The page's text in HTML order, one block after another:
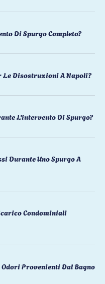
Di Spurgo Completo?
Le Disostruzioni A Napoli?
L'intervento Di Spurgo?
Durante Uno Spurgo A
Condominiali
Provenienti Dal Bagno